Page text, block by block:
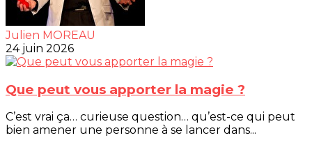
Julien MOREAU
24 juin 2026
Que peut vous apporter la magie ?
C’est vrai ça… curieuse question… qu’est-ce qui peut
bien amener une personne à se lancer dans...